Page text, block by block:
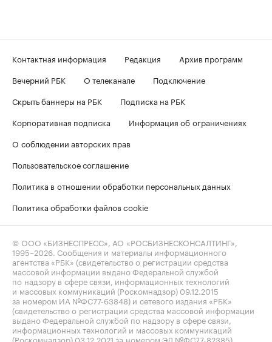
Контактная информация Редакция
Архив программ
Вечерний РБК
О телеканале
Подключение
Скрыть баннеры на РБК
Подписка на РБК
Корпоративная подписка
Информация об ограничениях
О соблюдении авторских прав
Пользовательское соглашение
Политика в отношении обработки персональных данных
Политика обработки файлов cookie
© ООО «БИЗНЕСПРЕСС», АО «РОСБИЗНЕСКОНСАЛТИНГ»,
1995–2026 . Сообщения и материалы информационного
агентства «РБК» (свидетельство о регистрации средства
массовой информации выдано Федеральной службой
по надзору в сфере связи, информационных технологий
и массовых коммуникаций (Роскомнадзор) 09.12.2015
за номером ИА №ФС77-63848) и сетевого издания «РБК»
(свидетельство о регистрации средства массовой информации
выдано Федеральной службой по надзору в сфере связи,
информационных технологий и массовых коммуникаций
(Роскомнадзор) 03.12.2021 за номером ЭЛ №ФС77-82385)